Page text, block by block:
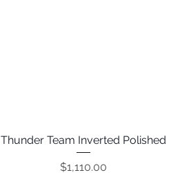
Vista rápida
Thunder Team Inverted Polished
Precio
$1,110.00